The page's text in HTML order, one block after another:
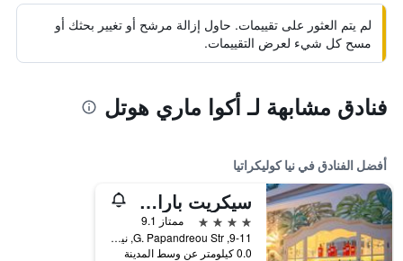
لم يتم العثور على تقييمات. حاول إزالة مرشح أو تغيير بحثك أو
مسح كل شيء لعرض التقييمات.
فنادق مشابهة لـ أكوا ماري هوتل
أفضل الفنادق في نيا كوليكراتيا
سيكريت بارادايس هوتل آند سبا
4 نجوم
ممتاز 9.1
9-11, G. Papandreou Str, نيا كوليكراتيا, اليونان
0.0 كيلومتر عن وسط المدينة